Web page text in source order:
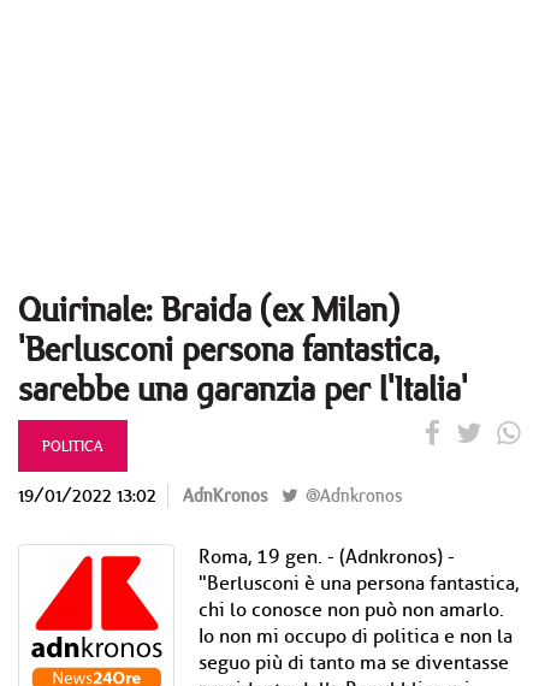
Quirinale: Braida (ex Milan)
'Berlusconi persona fantastica,
sarebbe una garanzia per l'Italia'
POLITICA
19/01/2022 13:02 AdnKronos @Adnkronos
Roma, 19 gen. - (Adnkronos) -
"Berlusconi è una persona fantastica,
chi lo conosce non può non amarlo.
Io non mi occupo di politica e non la
seguo più di tanto ma se diventasse